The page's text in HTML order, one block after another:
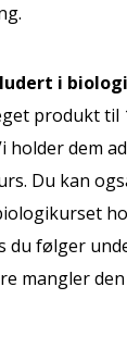
i
produkt til
holder dem
Du kan
du følger
mangler